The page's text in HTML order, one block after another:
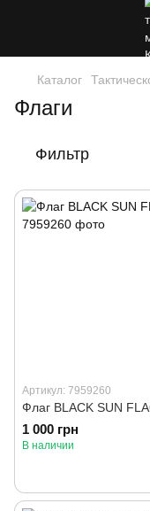
Каталог
Флаги
Фильтр
Артикул: 7959260
Флаг BLACK SUN
1 000 грн
В наличии